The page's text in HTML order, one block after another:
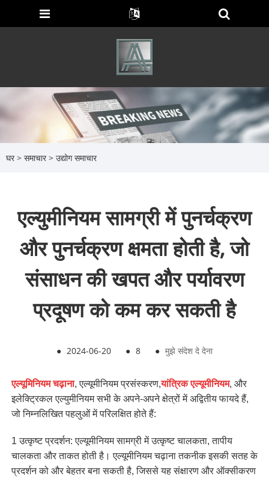
घर > समाचार> उद्योग समाचार
एल्युमीनियम सामग्री में पुनर्चक्रण
और पुनर्चक्रण क्षमता होती है, जो
संसाधन की खपत और पर्यावरण
प्रदूषण को कम कर सकती है
● 2024-06-20 ● 8 ● मुझे संदेश दे देना
एल्यूमिनियम चढ़ाना, एल्यूमीनियम प्रसंस्करण,यांत्रिक एल्यूमीनियम, और
इलेक्ट्रिकल एल्युमीनियम सभी के अपने-अपने क्षेत्रों में अद्वितीय फायदे हैं,
जो निम्नलिखित पहलुओं में परिलक्षित होते हैं:
1 उत्कृष्ट प्रदर्शन: एल्यूमीनियम सामग्री में उत्कृष्ट चालकता, तापीय
चालकता और ताकत होती है। एल्यूमीनियम चढ़ाना तकनीक इसकी सतह के
प्रदर्शन को और बेहतर बना सकती है, जिससे यह संक्षारण और ऑक्सीकरण